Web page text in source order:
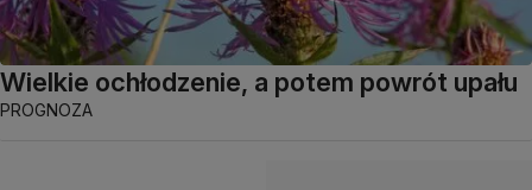
Wielkie ochłodzenie, a potem powrót upału
PROGNOZA